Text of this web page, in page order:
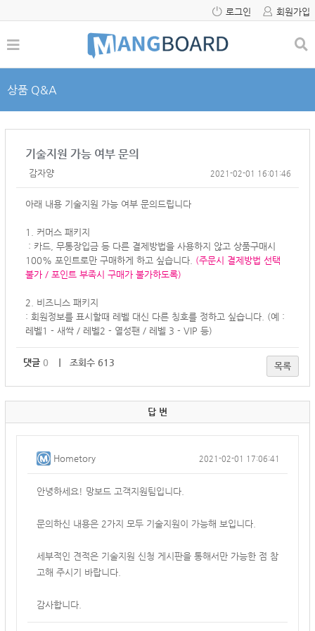
로그인 회원가입
상품 Q&A
기술지원 가능 여부 문의
감자양 2021-02-01 16:01:46
아래 내용 기술지원 가능 여부 문의드립니다
1. 커머스 패키지
: 카드, 무통장입금 등 다른 결제방법을 사용하지 않고 상품구매시
100% 포인트로만 구매하게 하고 싶습니다. (주문시 결제방법 선택
불가 / 포인트 부족시 구매가 불가하도록)
2. 비즈니스 패키지
: 회원정보를 표시할때 레벨 대신 다른 칭호를 정하고 싶습니다. (예 :
레벨1 - 새싹 / 레벨2 - 열성팬 / 레벨 3 - VIP 등)
댓글 0 ｜ 조회수 613 목록
답 변
Hometory 2021-02-01 17:06:41
안녕하세요! 망보드 고객지원팀입니다.
문의하신 내용은 2가지 모두 기술지원이 가능해 보입니다.
세부적인 견적은 기술지원 신청 게시판을 통해서만 가능한 점 참
고해 주시기 바랍니다.
감사합니다.